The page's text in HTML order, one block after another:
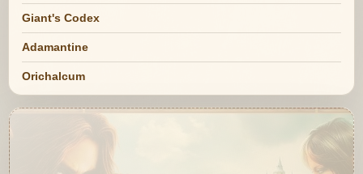
Giant's Codex
Adamantine
Orichalcum